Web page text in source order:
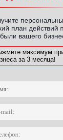
план действий
вашего
максимум
за 3 месяца!